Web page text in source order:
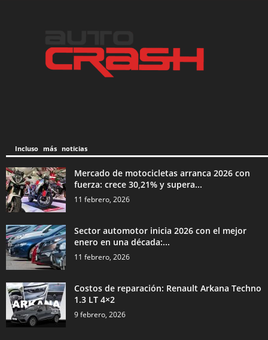
Incluso más noticias
Mercado de motocicletas arranca 2026 con
fuerza: crece 30,21% y supera...
11 febrero, 2026
Sector automotor inicia 2026 con el mejor
enero en una década:...
11 febrero, 2026
Costos de reparación: Renault Arkana Techno
1.3 LT 4×2
9 febrero, 2026